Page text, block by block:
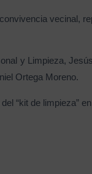
vecinal,
y Limpieza,
Ortega Moreno.
“kit de limpieza”